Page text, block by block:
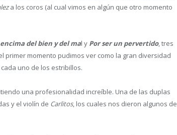
a los coros (al cual vimos en algún que otro momento
del bien y del mal y Por ser un pervertido, tres
momento pudimos ver como la gran diversidad
uno de los estribillos.
una profesionalidad increíble. Una de las duplas
y el violín de Carlitos, los cuales nos dieron algunos de